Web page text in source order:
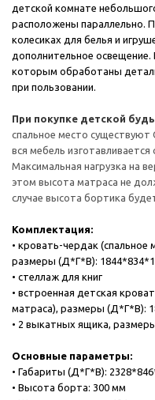
детской комнате
расположены параллельно.
колесиках для белья и
дополнительное
которым обработаны
при пользовании.
При покупке детской
спальное место
вся мебель
Максимальная нагрузка на
этом высота матраса не
случае высота бортика
Комплектация:
• кровать-чердак (спальное
размеры (Д*Г*В):
• стеллаж для книг
• встроенная детская
матраса), размеры (Д*Г*В):
• 2 выкатных ящика,
Основные параметры:
• Габариты (Д*Г*В):
• Высота борта: 300 мм